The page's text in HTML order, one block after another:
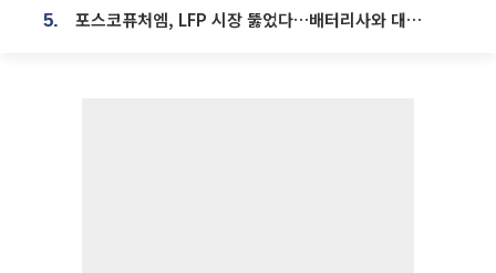
5. 포스코퓨처엠, LFP 시장 뚫었다…배터리사와 대규모 장기 공급 합의